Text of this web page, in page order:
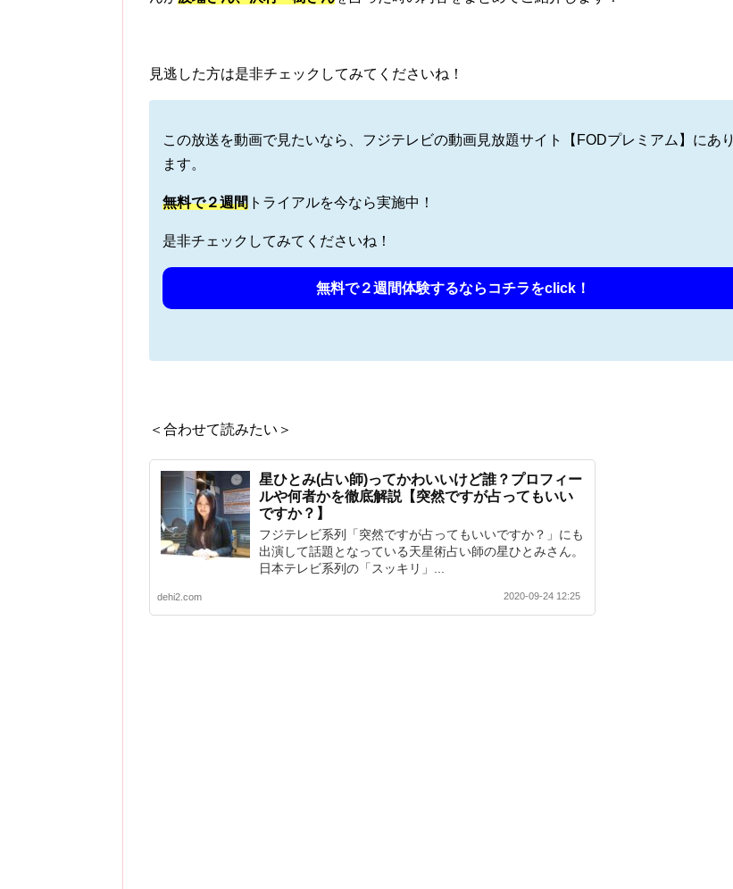
見逃した方は是非チェックしてみてくださいね！
この放送を動画で見たいなら、フジテレビの動画見放題サイト【FODプレミアム】にあり
ます。
無料で２週間 トライアルを今なら実施中！
是非チェックしてみてくださいね！
無料で２週間体験するならコチラをclick！
＜合わせて読みたい＞
星ひとみ(占い師)ってかわいいけど誰？プロフィー
ルや何者かを徹底解説【突然ですが占ってもいい
ですか？】
フジテレビ系列「突然ですが占ってもいいですか？」にも
出演して話題となっている天星術占い師の星ひとみさん。
日本テレビ系列の「スッキリ」...
dehi2.com 2020-09-24 12:25